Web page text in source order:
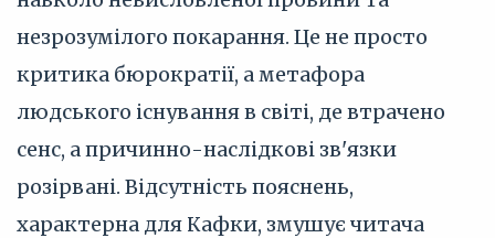
незрозумілого покарання. Це не просто
критика бюрократії, а метафора
людського існування в світі, де втрачено
сенс, а причинно-наслідкові зв'язки
розірвані. Відсутність пояснень,
характерна для Кафки, змушує читача